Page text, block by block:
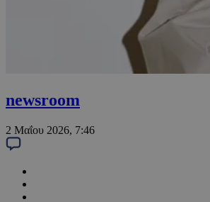
newsroom
2 Μαΐου 2026, 7:46